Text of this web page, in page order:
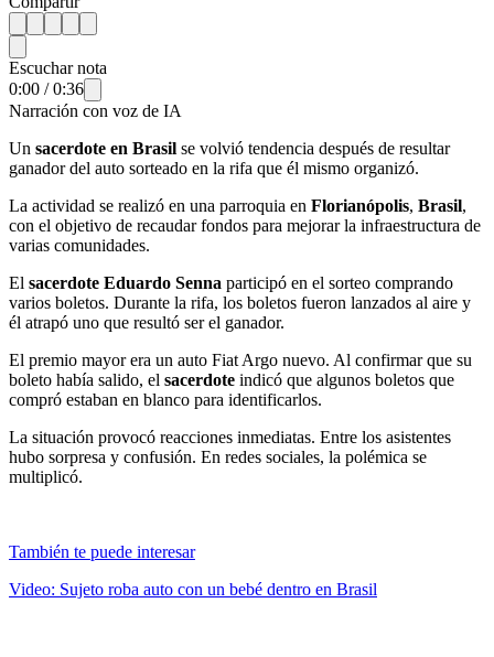
Escuchar nota
0:00 /0:36
Narración con voz de IA
Un sacerdote en Brasil se volvió tendencia después de resultar
ganador del auto sorteado en la rifa que él mismo organizó.
La actividad se realizó en una parroquia en Florianópolis, Brasil,
con el objetivo de recaudar fondos para mejorar la infraestructura de
varias comunidades.
El sacerdote Eduardo Senna participó en el sorteo comprando
varios boletos. Durante la rifa, los boletos fueron lanzados al aire y
él atrapó uno que resultó ser el ganador.
El premio mayor era un auto Fiat Argo nuevo. Al confirmar que su
boleto había salido, el sacerdote indicó que algunos boletos que
compró estaban en blanco para identificarlos.
La situación provocó reacciones inmediatas. Entre los asistentes
hubo sorpresa y confusión. En redes sociales, la polémica se
multiplicó.
También te puede interesar
Video: Sujeto roba auto con un bebé dentro en Brasil